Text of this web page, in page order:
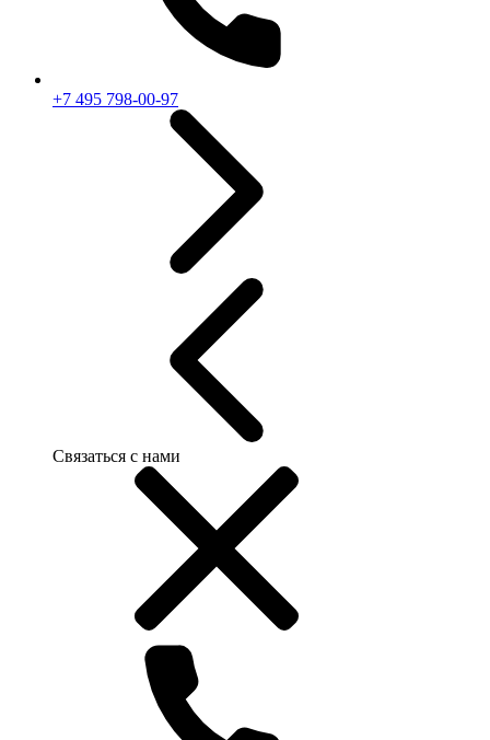
+7 495 798-00-97
Связаться с нами